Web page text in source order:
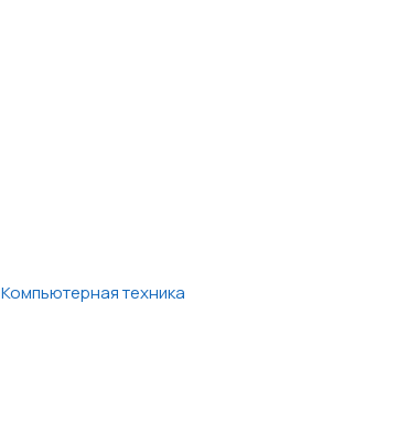
Компьютерная техника